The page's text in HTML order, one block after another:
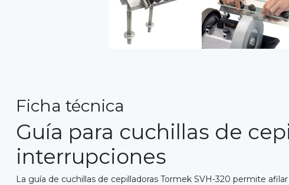
Ficha técnica
Guía para cuchillas de
interrupciones
La guía de cuchillas de cepilladoras Tormek SVH-320 permite